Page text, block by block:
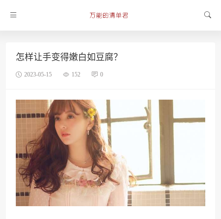
怎样让手变得嫩白如豆腐？
2023-05-15 152 0